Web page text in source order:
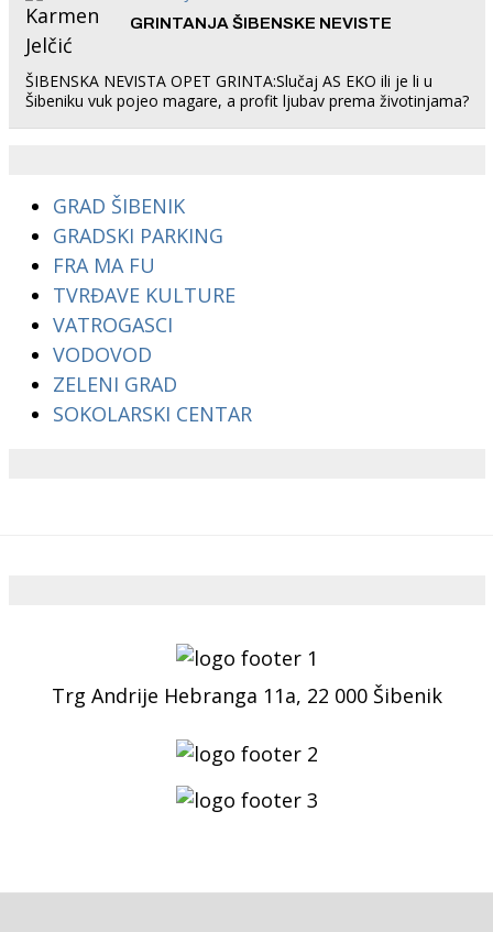
GRINTANJA ŠIBENSKE NEVISTE
ŠIBENSKA NEVISTA OPET GRINTA:Slučaj AS EKO ili je li u
Šibeniku vuk pojeo magare, a profit ljubav prema životinjama?
GRAD ŠIBENIK
GRADSKI PARKING
FRA MA FU
TVRĐAVE KULTURE
VATROGASCI
VODOVOD
ZELENI GRAD
SOKOLARSKI CENTAR
Trg Andrije Hebranga 11a, 22 000 Šibenik